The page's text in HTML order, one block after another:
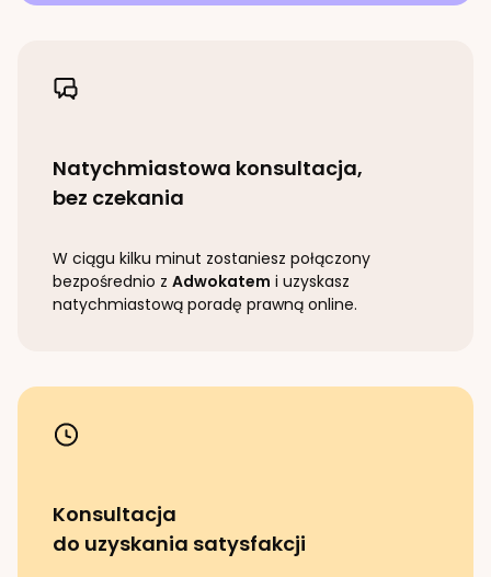
Natychmiastowa konsultacja,
bez czekania
W ciągu kilku minut zostaniesz połączony
bezpośrednio z Adwokatem i uzyskasz
natychmiastową poradę prawną online.
Konsultacja
do uzyskania satysfakcji